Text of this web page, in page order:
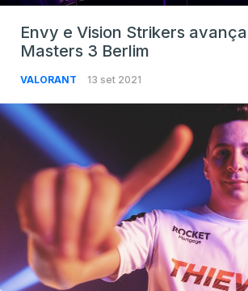
Envy e Vision Strikers
Masters 3 Berlim
VALORANT 13 set 2021